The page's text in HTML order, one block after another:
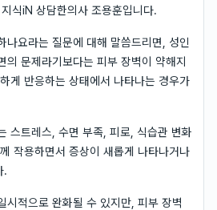
식iN 상담한의사 조용훈입니다.
나요라는 질문에 대해 말씀드리면, 성인
의 문제라기보다는 피부 장벽이 약해지
게 반응하는 상태에서 나타나는 경우가
스트레스, 수면 부족, 피로, 식습관 변화
작용하면서 증상이 새롭게 나타나거나
.
시적으로 완화될 수 있지만, 피부 장벽